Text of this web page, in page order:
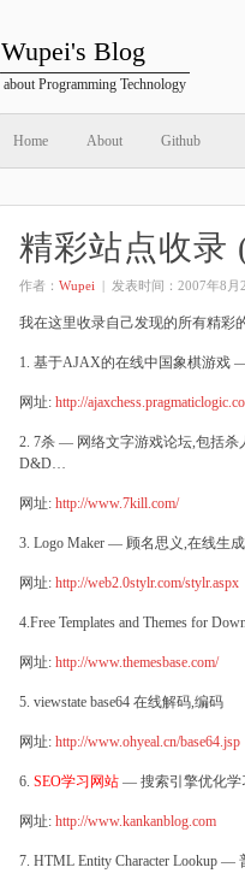
Wupei's Blog
about Programming Technology
Home About Github
精彩站点收录
作者： Wupei | 发表时间： 2007年8月
我在这里收录自己发现的所有精彩
1. 基于AJAX的在线中国象棋游戏
网址: http://
2. 7杀 — 网络文字游戏论坛,包括杀
D&D…
网址: http://www.7kill.com/
3. Logo Maker — 顾名思义,在线生
网址: http://web2.0stylr.com/stylr.aspx
4.Free Templates and Themes for
网址: http://www.themesbase.com/
5. viewstate base64 在线解码,编码
网址: http://www.ohyeal.cn/base64.jsp
6. SEO学习网站 — 搜索引擎优化学
网址: http://www.kankanblog.com
7. HTML Entity Character Lookup